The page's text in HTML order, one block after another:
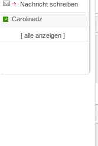
Nachricht schreiben
Carolinedz
[ alle anzeigen ]